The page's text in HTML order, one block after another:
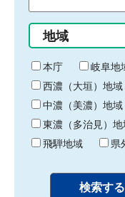
始
り
間
終
わ
り
地域
本庁
岐阜地
西濃（大垣）地域
中濃（美濃）地域
東濃（多治見）地
飛騨地域
県